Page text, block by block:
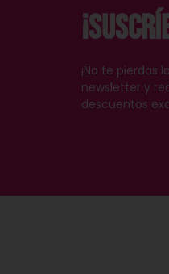
¡No te pierdas
newsletter y
descuentos